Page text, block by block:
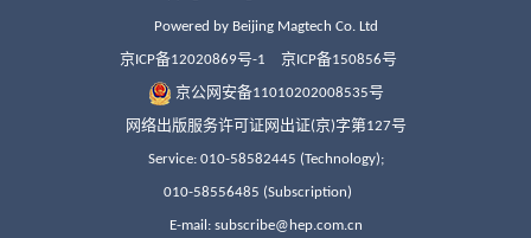
Powered by Beijing Magtech Co. Ltd
京ICP备12020869号-1 京ICP备150856号
京公网安备11010202008535号
网络出版服务许可证网出证(京)字第127号
Service: 010-58582445 (Technology);
010-58556485 (Subscription)
E-mail: subscribe@hep.com.cn